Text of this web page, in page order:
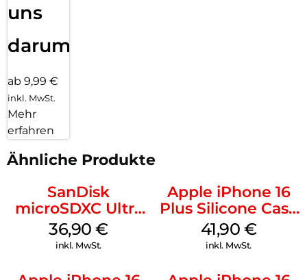
uns
darum!
ab 9,99 €
inkl. MwSt.
Mehr
erfahren
Ähnliche Produkte
SanDisk
microSDXC Ultra
128 GB + Adapter
Mobile
36,90€
inkl. MwSt.
Apple iPhone 16
Plus Silicone Case
MagSafe Stone
Gray
41,90 €
inkl. MwSt.